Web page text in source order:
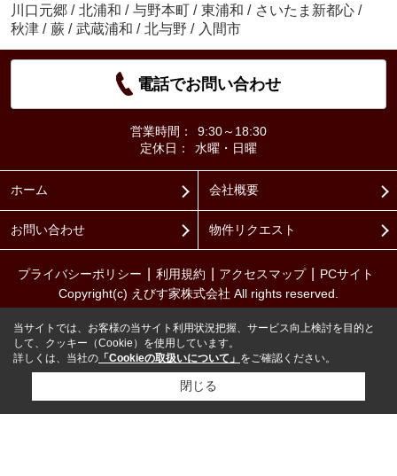
川口元郷 / 北浦和 / 与野本町 / 東浦和 / さいたま新都心 /
秋津 / 蕨 / 武蔵浦和 / 北与野 / 入間市
電話でお問い合わせ
営業時間：
9:30～18:30
定休日：
水曜・日曜
ホーム 会社概要
お問い合わせ 物件リクエスト
プライバシーポリシー 利用規約 アクセスマップ
PCサイト
Copyright(c) えびす家株式会社 All rights reserved.
当サイトでは、お客様の当サイト利用状況把握、サービス向上検討を目的と
して、クッキー（Cookie）を使用しています。
詳しくは、当社の 「Cookieの取扱いについて」 をご確認ください。
閉じる